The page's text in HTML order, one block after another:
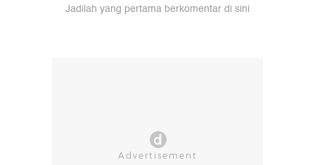
Jadilah yang pertama berkomentar di sini